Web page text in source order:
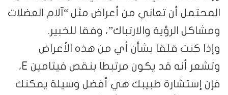
المحتمل أن تعاني من أعراض مثل “آلام العضلات
ومشاكل الرؤية والارتباك”، وفقا للخبير.
وإذا كنت قلقا بشأن أي من هذه الأعراض
وتشعر أنه قد يكون مرتبطا بنقص فيتامين E،
فإن إستشارة طبيبك هي أفضل وسيلة يمكنك